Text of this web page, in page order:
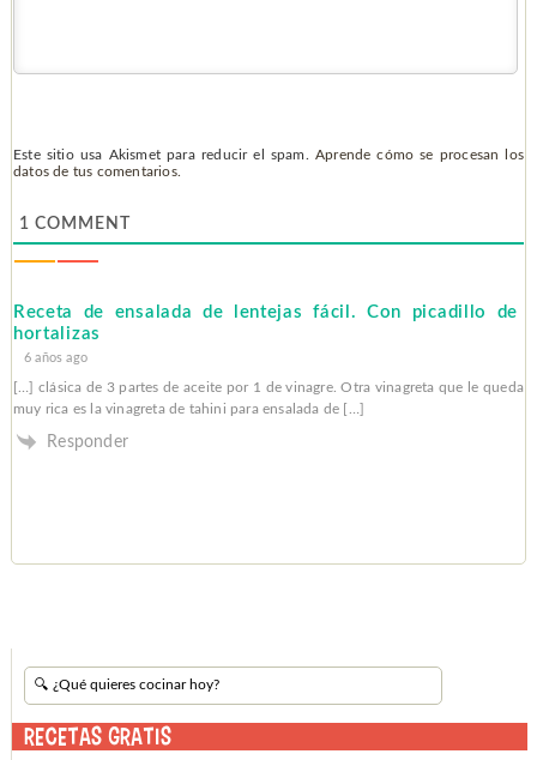
Este sitio usa Akismet para reducir el spam. Aprende cómo se procesan los
datos de tus comentarios.
1 COMMENT
Receta de ensalada de lentejas fácil. Con picadillo de
hortalizas
6 años ago
[…] clásica de 3 partes de aceite por 1 de vinagre. Otra vinagreta que le queda
muy rica es la vinagreta de tahini para ensalada de […]
Responder
RECETAS GRATIS